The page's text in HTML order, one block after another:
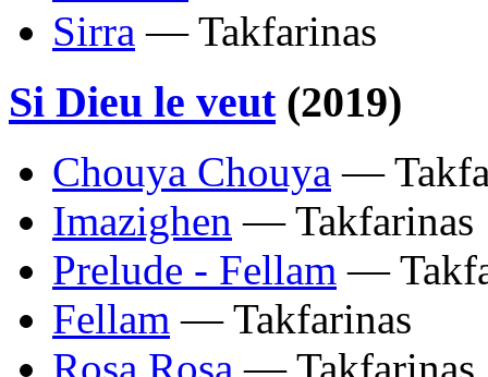
Sirra — Takfarinas
Si Dieu le veut(2019)
Chouya Chouya —
Imazighen — Takfarinas
Prelude - Fellam —
Fellam — Takfarinas